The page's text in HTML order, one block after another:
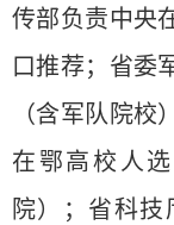
传部负责中央
口推荐；省委
（含军队院
在鄂高校人
院）；省科